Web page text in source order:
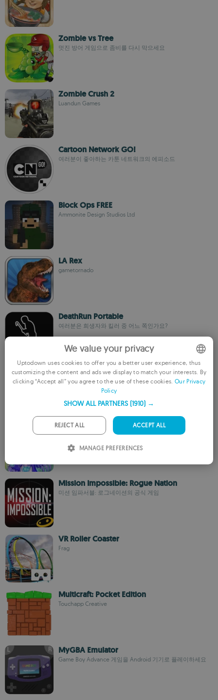
Zombie vs Tree
멋진 방어 게임으로 좀비를 다시 막으세요
Zombie Crush 2
Luandun Games
Cartoon Network GO!
여러분이 좋아하는 카툰 네트워크의 에피소드
Block Ops FREE
Ammonite Design Studios Ltd
LA Rex
gametornado
DeathRun Portable
여러분은 희생자와 킬러 중 어느 쪽인가요?
Angry Shark Simulator 3D
Tapinator
Monster City
Tap Pocket
Mission Impossible: Rogue Nation
미션 임파서블: 로그네이션의 공식 게임
VR Roller Coaster
Frag
Multicraft: Pocket Edition
Touchapp Creative
MyGBA Emulator
Game Boy Advance 게임을 Android 기기로 플레이하세요
ENGLISH
We value your privacy
Uptodown uses cookies to offer you a better user experience, thus
customizing the content and ads we display to match your interests. By
clicking “Accept all” you agree to the use of these cookies. Our Privacy
Policy
SHOW ALL PARTNERS (1910) →
ACCEPT ALL
REJECT ALL
MANAGE PREFERENCES